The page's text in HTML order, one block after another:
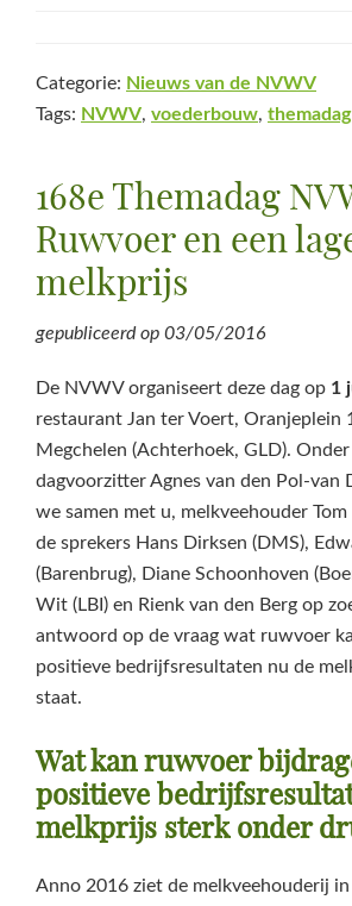
Categorie: Nieuws van de NVWV
Tags: NVWV, voederbouw, themadag
168e Themadag
Ruwvoer en een
melkprijs
gepubliceerd op 03/05/2016
De NVWV organiseert deze dag op 1
restaurant Jan ter Voert, Oranjeplein
Megchelen (Achterhoek, GLD).
dagvoorzitter Agnes van den Pol-van
we samen met u, melkveehouder Tom
de sprekers Hans Dirksen (DMS),
(Barenbrug), Diane Schoonhoven
Wit (LBI) en Rienk van den Berg op
antwoord op de vraag wat ruwvoer
positieve bedrijfsresultaten nu de
staat.
Wat kan ruwvoer
positieve
melkprijs sterk onder
Anno 2016 ziet de melkveehouderij